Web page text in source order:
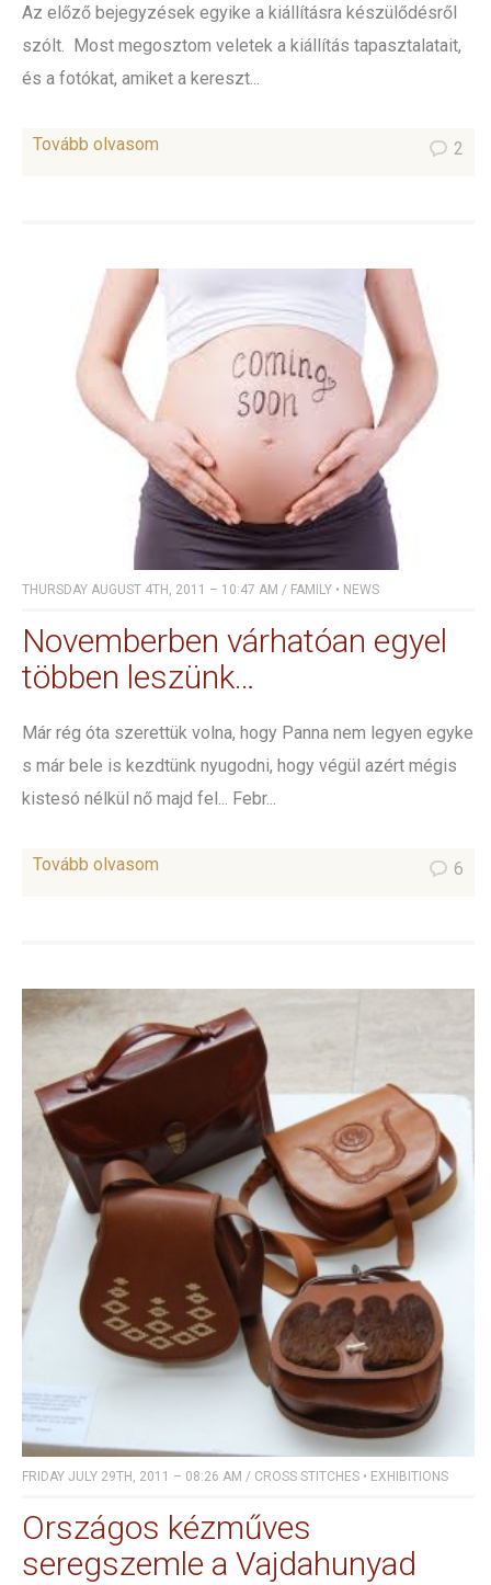
Az előző bejegyzések egyike a kiállításra készülődésről
szólt. Most megosztom veletek a kiállítás tapasztalatait,
és a fotókat, amiket a kereszt...
Tovább olvasom 2
THURSDAY AUGUST 4TH, 2011 – 10:47 AM / FAMILY • NEWS
Novemberben várhatóan egyel
többen leszünk…
Már rég óta szerettük volna, hogy Panna nem legyen egyke
s már bele is kezdtünk nyugodni, hogy végül azért mégis
kistesó nélkül nő majd fel... Febr...
Tovább olvasom 6
FRIDAY JULY 29TH, 2011 – 08:26 AM / CROSS STITCHES • EXHIBITIONS
Országos kézműves
seregszemle a Vajdahunyad